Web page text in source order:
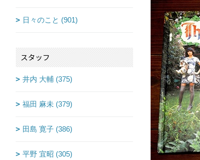
日々のこと (901)
スタッフ
井内 大輔 (375)
福田 麻未 (379)
田島 寛子 (386)
平野 宜昭 (305)